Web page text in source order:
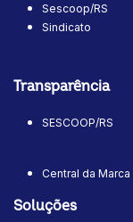
Sescoop/RS
Sindicato
Transparência
SESCOOP/RS
Central da Marca
Soluções